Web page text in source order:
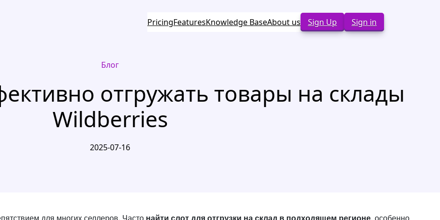
PricingFeaturesKnowledge BaseAbout us Sign Up Sign in
Блог
отгружать товары на склады
Wildberries
2025-07-16
для многих селлеров. Часто найти слот для отгрузки на склад в подходящем регионе, особенно